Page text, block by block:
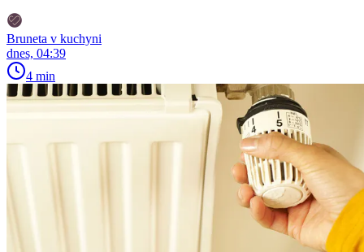
Bruneta v kuchyni
dnes, 04:39
4 min